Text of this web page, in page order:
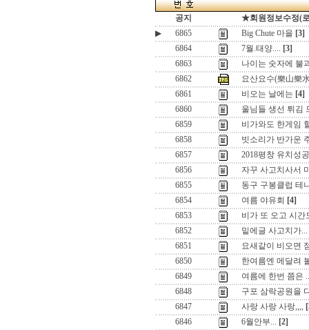
공지
★회원정보수정(
▶
6865 Big Chute 마을 [3]
6864
7월.태양.... [3]
6863
나이는 숫자에 불
6862
요산요수(樂山樂
6861
비오는 날에는 [4]
6860
울님들 생선 튀김
6859
비가와도 한게임
6858
빗소리가 반가운
6857
2018평창 유치성
6856
자꾸 사고치사서
6855
동구 구봉클럽 테
6854
여름 야유회 [4]
6853
비가 또 오고 시간
6852
밑에글 사고치가...
6851
요새같이 비오면
6850
한여름엔 메달려
6849
여름에 한번 쯤은
6848
구포 삼락공원을
6847
사랑 사랑 사랑,,,,
6846
6월안부... [2]